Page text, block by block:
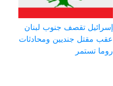
إسرائيل تقصف جنوب لبنان
عقب مقتل جنديين ومحادثات
روما تستمر